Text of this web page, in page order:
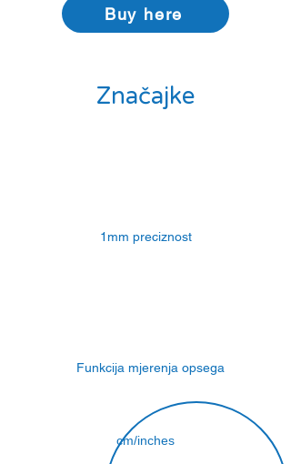
Buy here
Značajke
1mm preciznost
Funkcija mjerenja opsega
cm/inches